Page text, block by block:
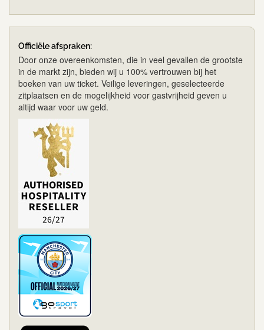
Officiële afspraken:
Door onze overeenkomsten, die in veel gevallen de grootste
in de markt zijn, bieden wij u 100% vertrouwen bij het
boeken van uw ticket. Veilige leveringen, geselecteerde
zitplaatsen en de mogelijkheid voor gastvrijheid geven u
altijd waar voor uw geld.